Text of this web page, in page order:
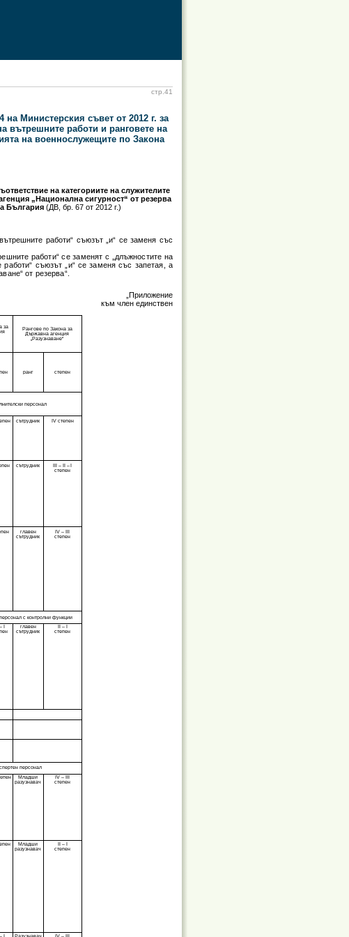
стр.41
Министерския съвет от 2012 г. за
вътрешните работи и ранговете на
на военнослужещите по Закона
на категориите на служителите
„Национална сигурност“ от резерва
България (ДВ, бр. 67 от 2012 г.)
работи“ съюзът „и“ се заменя със
работи“ се заменят с „длъжностите на
съюзът „и“ се заменя със запетая, а
от резерва“.
„Приложение
към член единствен
за
Рангове по Закона за
Държавна агенция
„Разузнаване“
ранг степен
персонал
сътрудник IV степен
сътрудник – –
степен
главен
сътрудник
IV – III
степен
с контролни функции
I
главен
сътрудник
II – I
степен
персонал
Младши
разузнавач
IV – III
степен
Младши
разузнавач
II – I
степен